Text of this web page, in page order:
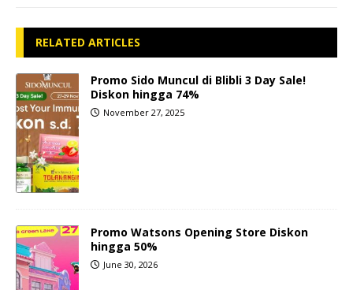
RELATED ARTICLES
Promo Sido Muncul di Blibli 3 Day Sale!
Diskon hingga 74%
November 27, 2025
Promo Watsons Opening Store Diskon
hingga 50%
June 30, 2026